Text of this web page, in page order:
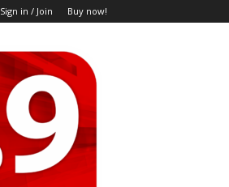
Sign in / Join Buy now!